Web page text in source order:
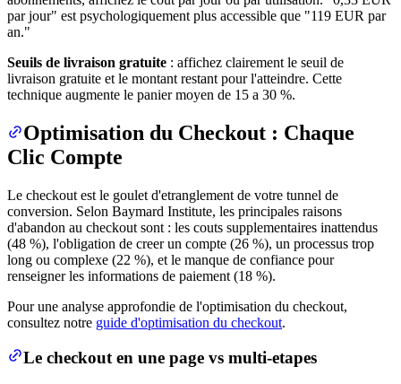
par jour" est psychologiquement plus accessible que "119 EUR par
an."
Seuils de livraison gratuite : affichez clairement le seuil de
livraison gratuite et le montant restant pour l'atteindre. Cette
technique augmente le panier moyen de 15 a 30 %.
Optimisation du Checkout : Chaque
Clic Compte
Le checkout est le goulet d'etranglement de votre tunnel de
conversion. Selon Baymard Institute, les principales raisons
d'abandon au checkout sont : les couts supplementaires inattendus
(48 %), l'obligation de creer un compte (26 %), un processus trop
long ou complexe (22 %), et le manque de confiance pour
renseigner les informations de paiement (18 %).
Pour une analyse approfondie de l'optimisation du checkout,
consultez notre guide d'optimisation du checkout.
Le checkout en une page vs multi-etapes